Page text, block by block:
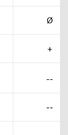
Ø
+
--
--